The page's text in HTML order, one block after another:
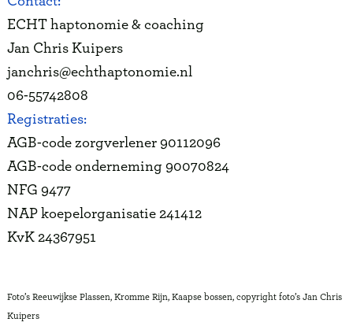
ECHT haptonomie & coaching
Jan Chris Kuipers
janchris@echthaptonomie.nl
06-55742808
Registraties:
AGB-code zorgverlener 90112096
AGB-code onderneming 90070824
NFG 9477
NAP koepelorganisatie 241412
KvK 24367951
Foto’s Reeuwijkse Plassen, Kromme Rijn, Kaapse bossen, copyright foto’s Jan Chris
Kuipers